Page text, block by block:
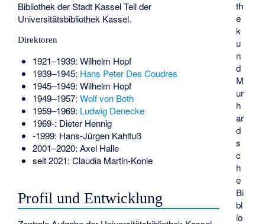
th
e
k
u
n
d
M
ur
h
ar
d
s
c
h
e
Bi
bl
io
Bibliothek der Stadt Kassel Teil der
Universitätsbibliothek Kassel.
Direktoren
1921–1939: Wilhelm Hopf
1939–1945: Hans Peter Des Coudres
1945–1949: Wilhelm Hopf
1949–1957: Wolf von Both
1959–1969: Ludwig Denecke
1969-: Dieter Hennig
-1999: Hans-Jürgen Kahlfuß
2001–2020: Axel Halle
seit 2021: Claudia Martin-Konle
Profil und Entwicklung